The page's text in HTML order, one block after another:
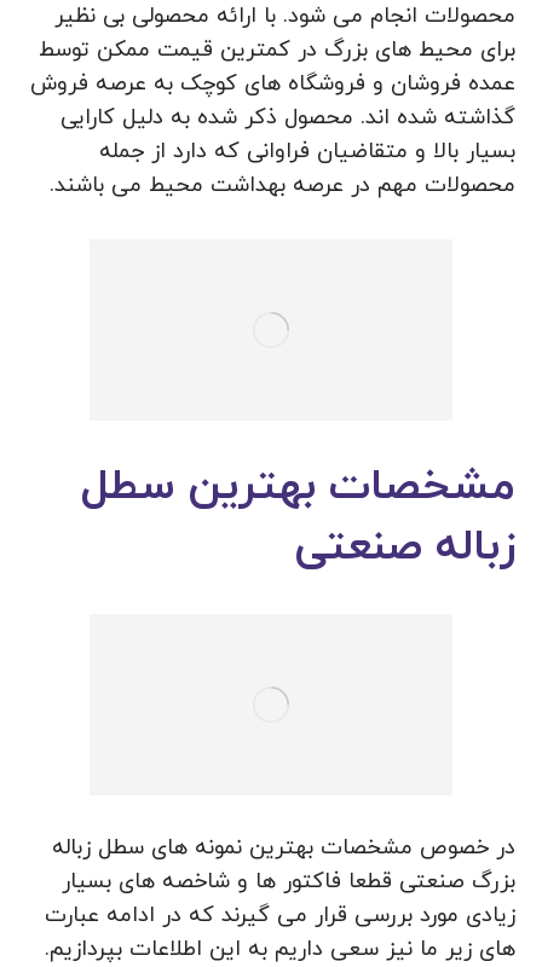
محصولات انجام می شود. با ارائه محصولی بی نظیر
برای محیط های بزرگ در کمترین قیمت ممکن توسط
عمده فروشان و فروشگاه های کوچک به عرصه فروش
گذاشته شده اند. محصول ذکر شده به دلیل کارایی
بسیار بالا و متقاضیان فراوانی که دارد از جمله
محصولات مهم در عرصه بهداشت محیط می باشند.
مشخصات بهترین سطل
زباله صنعتی
در خصوص مشخصات بهترین نمونه های سطل زباله
بزرگ صنعتی قطعا فاکتور ها و شاخصه های بسیار
زیادی مورد بررسی قرار می گیرند که در ادامه عبارت
های زیر ما نیز سعی داریم به این اطلاعات بپردازیم.